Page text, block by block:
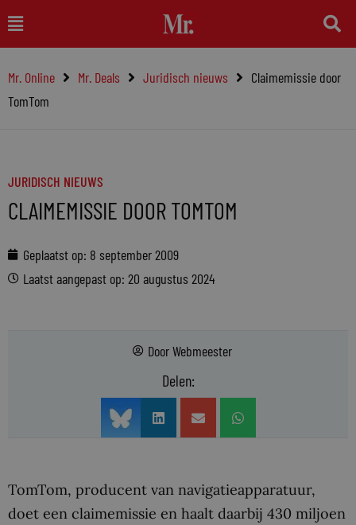
naar
inhoud
Main
Menu
Mr. Online Mr. Deals Juridisch nieuws
Claimemissie door
TomTom
JURIDISCH NIEUWS
CLAIMEMISSIE DOOR TOMTOM
Geplaatst op: 8 september 2009
Laatst aangepast op: 20 augustus 2024
DoorWebmeester
Delen:
TomTom, producent van navigatieapparatuur,
doet een claimemissie en haalt daarbij 430 miljoen